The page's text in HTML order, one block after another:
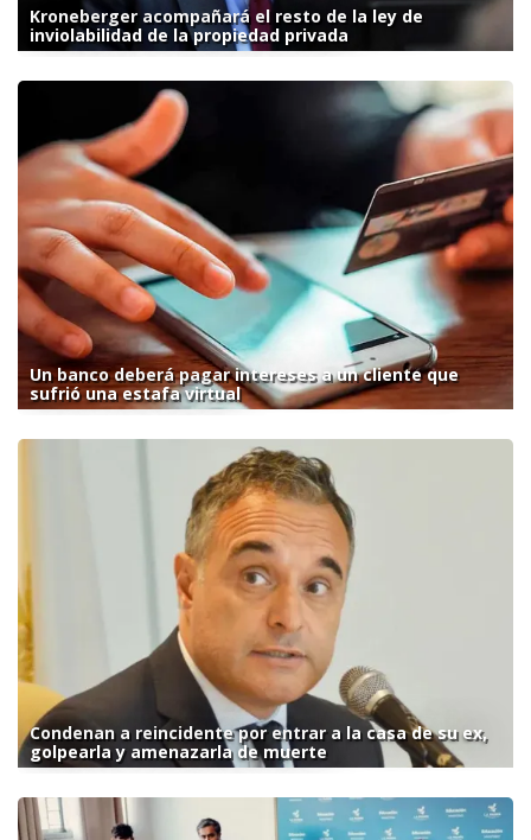
Kroneberger acompañará el resto de la ley de
inviolabilidad de la propiedad privada
Un banco deberá pagar intereses a un cliente que
sufrió una estafa virtual
Condenan a reincidente por entrar a la casa de su ex,
golpearla y amenazarla de muerte